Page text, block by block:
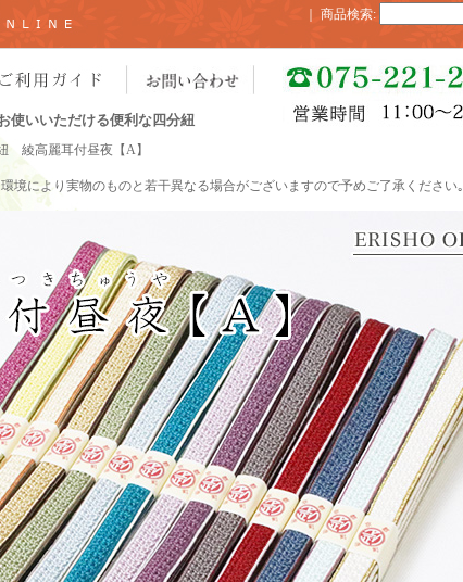
商品検索:
使いいただける便利な四分紐
綾高麗耳付昼夜【A】
境により実物のものと若干異なる場合がございますので予めご了承ください｡